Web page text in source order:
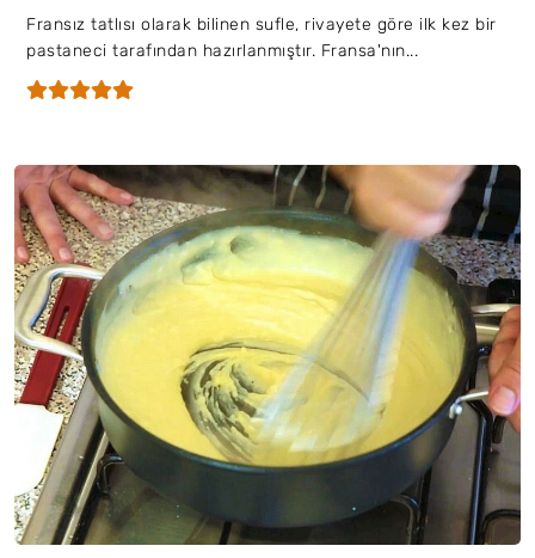
Fransız tatlısı olarak bilinen sufle, rivayete göre ilk kez bir
pastaneci tarafından hazırlanmıştır. Fransa'nın...